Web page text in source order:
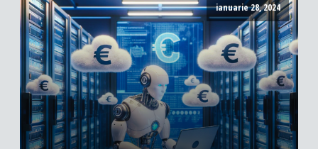
ianuarie 28, 2024